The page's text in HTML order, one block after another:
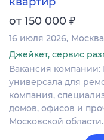
от 150 000 ₽
16 июля 2026 Москва
Джейкет, сервис
Вакансия
универсала для
компания,
домов, офисов и
Московской